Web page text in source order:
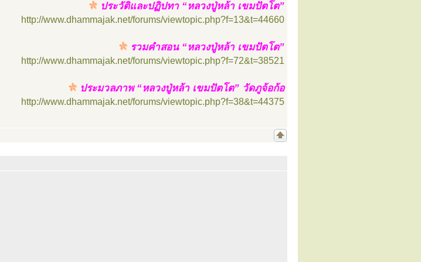
ประวัติและปฏิปทา “หลวงปู่หล้า เขมปัตโต”
http://www.dhammajak.net/forums/viewtopic.php?f=13&t=44660
รวมคำสอน “หลวงปู่หล้า เขมปัตโต”
http://www.dhammajak.net/forums/viewtopic.php?f=72&t=38521
ประมวลภาพ “หลวงปู่หล้า เขมปัตโต” วัดภูจ้อก้อ
http://www.dhammajak.net/forums/viewtopic.php?f=38&t=44375